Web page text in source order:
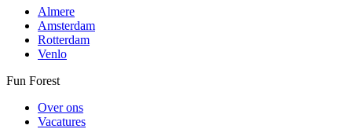
Almere
Amsterdam
Rotterdam
Venlo
Fun Forest
Over ons
Vacatures